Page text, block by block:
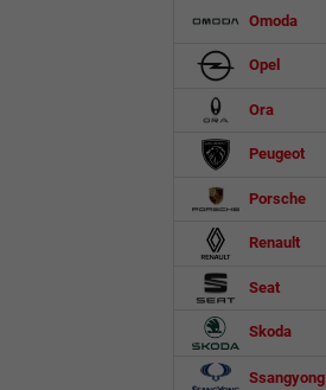
Omoda
Opel
Ora
Peugeot
Porsche
Renault
Seat
Skoda
Ssangyong